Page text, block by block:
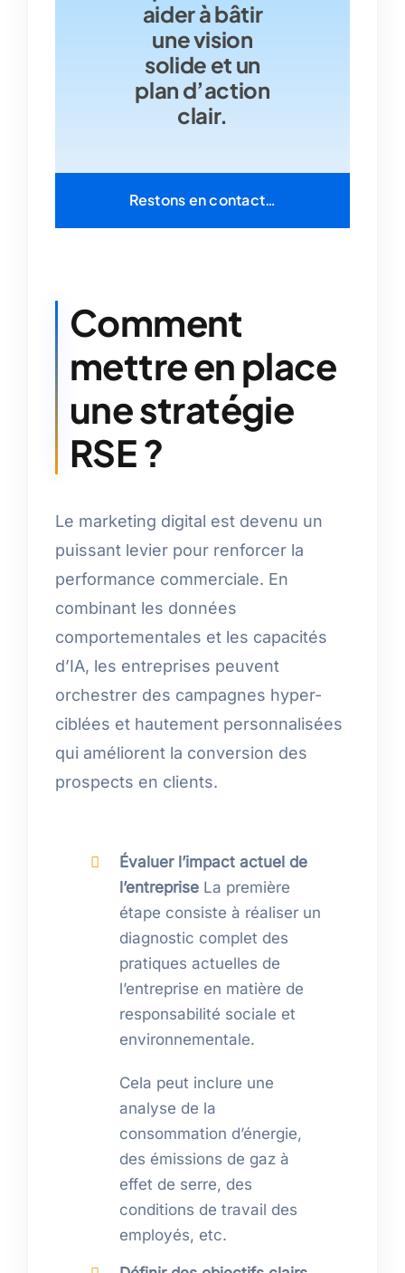
aider à bâtir
une vision
solide et un
plan d’action
clair.
Restons en contact…
Comment
mettre en place
une stratégie
RSE ?
Le marketing digital est devenu un
puissant levier pour renforcer la
performance commerciale. En
combinant les données
comportementales et les capacités
d’IA, les entreprises peuvent
orchestrer des campagnes hyper-
ciblées et hautement personnalisées
qui améliorent la conversion des
prospects en clients.
Évaluer l’impact actuel de
l’entrepriseLa première
étape consiste à réaliser un
diagnostic complet des
pratiques actuelles de
l’entreprise en matière de
responsabilité sociale et
environnementale.
Cela peut inclure une
analyse de la
consommation d’énergie,
des émissions de gaz à
effet de serre, des
conditions de travail des
employés, etc.